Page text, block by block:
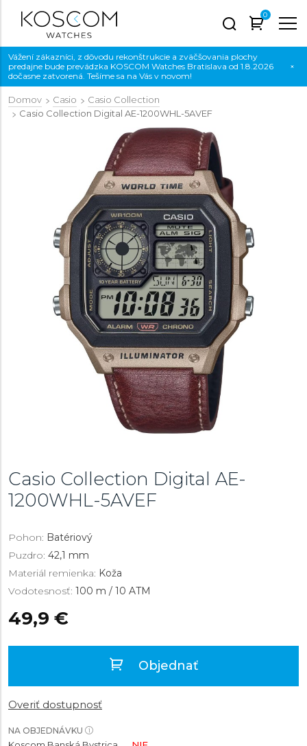
0
Vážení zákazníci, z dôvodu rekonštrukcie a zväčšovania plochy
predajne bude prevádzka KOSCOM Watches Bratislava od 1.8.2026
dočasne zatvorená. Tešíme sa na Vás v novom!
×
Domov Casio
Casio Collection
Casio Collection Digital AE-1200WHL-5AVEF
Casio Collection Digital AE-
1200WHL-5AVEF
Pohon: Batériový
Puzdro: 42,1 mm
Materiál remienka: Koža
Vodotesnosť: 100 m / 10 ATM
49,9 €
Objednať
Overiť dostupnosť
NA OBJEDNÁVKU